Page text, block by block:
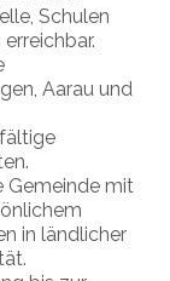
Schulen
Aarau und
Gemeinde mit
in ländlicher